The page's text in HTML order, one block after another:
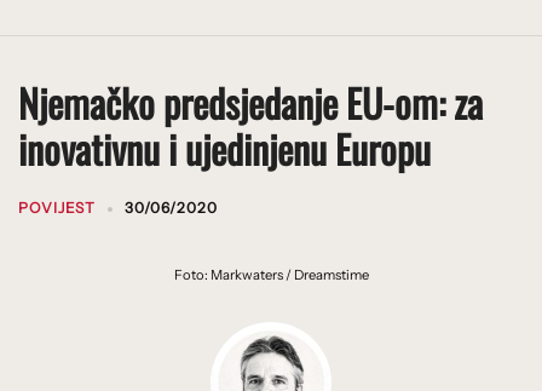
Njemačko predsjedanje EU-om: za
inovativnu i ujedinjenu Europu
POVIJEST 30/06/2020
Foto: Markwaters / Dreamstime